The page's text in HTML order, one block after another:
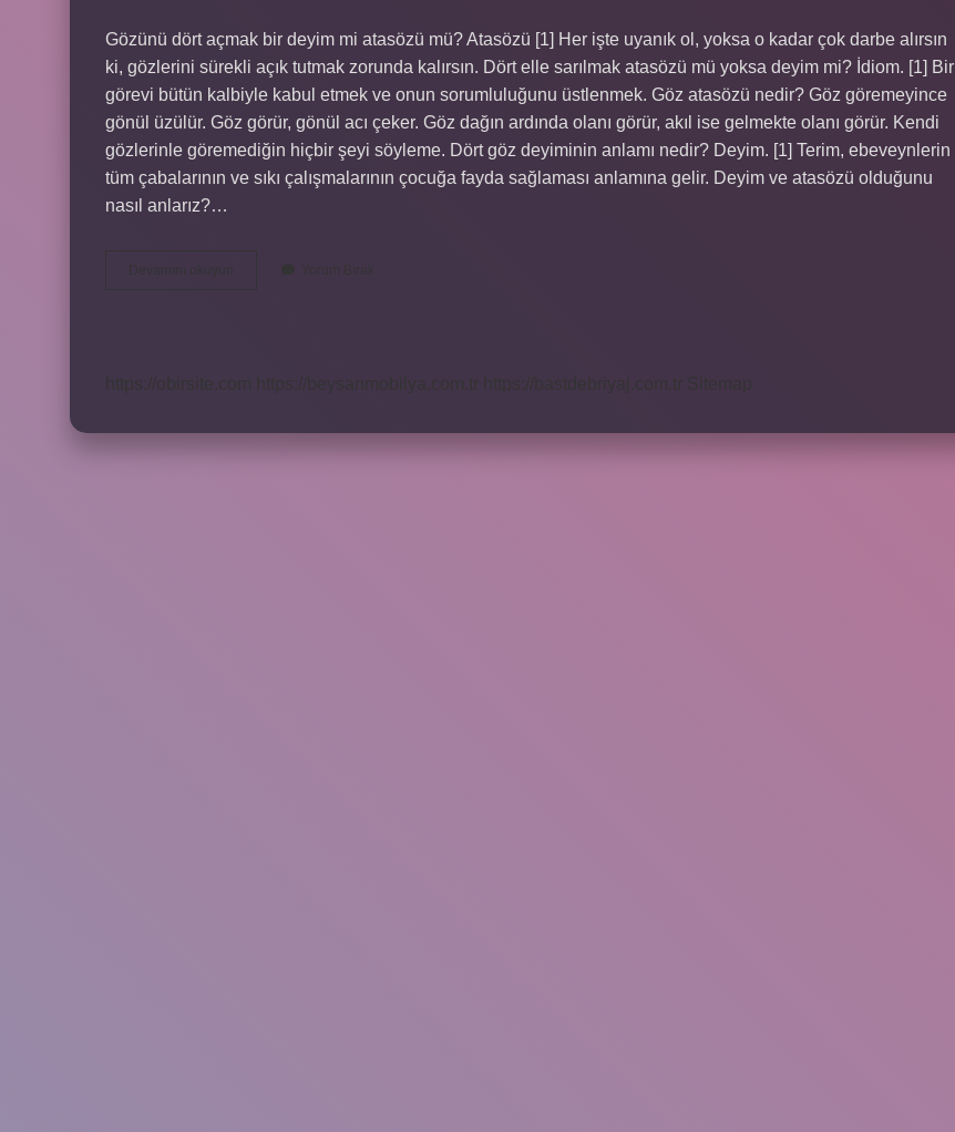
Gözünü dört açmak bir deyim mi atasözü mü? Atasözü [1] Her işte uyanık ol, yoksa o kadar çok darbe alırsın
ki, gözlerini sürekli açık tutmak zorunda kalırsın. Dört elle sarılmak atasözü mü yoksa deyim mi? İdiom. [1] Bir
görevi bütün kalbiyle kabul etmek ve onun sorumluluğunu üstlenmek. Göz atasözü nedir? Göz göremeyince
gönül üzülür. Göz görür, gönül acı çeker. Göz dağın ardında olanı görür, akıl ise gelmekte olanı görür. Kendi
gözlerinle göremediğin hiçbir şeyi söyleme. Dört göz deyiminin anlamı nedir? Deyim. [1] Terim, ebeveynlerin
tüm çabalarının ve sıkı çalışmalarının çocuğa fayda sağlaması anlamına gelir. Deyim ve atasözü olduğunu
nasıl anlarız?…